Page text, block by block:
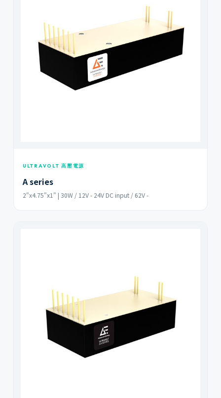
ULTRAVOLT 高壓電源
A series
2"x4.75"x1" | 30W / 12V - 24V DC input / 62V -